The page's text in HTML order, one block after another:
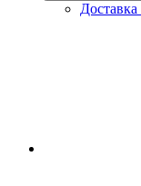
Доставка